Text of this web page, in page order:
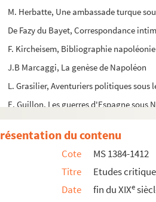
M. Herbatte, Une ambassade turque
De Fazy du Bayet, Correspondance
F. Kircheisem, Bibliographie
J.B Marcaggi, La genèse de Napoléon
L. Grasilier, Aventuriers politiques sous
E. Guillon, Les guerres d'Espagne sous
Le gouverneur d'un Prince : Fréd. César
Victor Henry, Le dialecte alaman de
P. Boissonnade, L'Organisation du
A. Grant, The French monarchy
M. Deubel, Le chancelier Guillaume
du contenu
Cote
MS 1384-1412
Titre
Etudes
Date
fin du XIXe